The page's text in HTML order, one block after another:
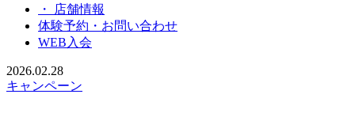
・ 店舗情報
体験予約・お問い合わせ
WEB入会
2026.02.28
キャンペーン